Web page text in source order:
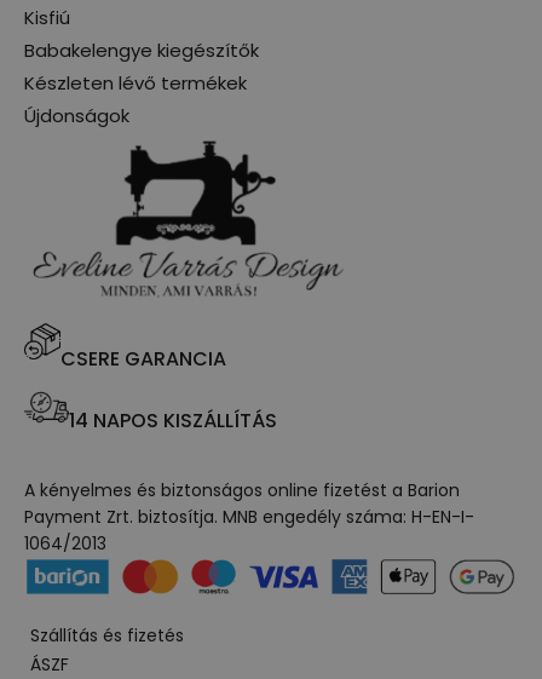
Kisfiú
Babakelengye kiegészítők
Készleten lévő termékek
Újdonságok
CSERE GARANCIA
14 NAPOS KISZÁLLÍTÁS
A kényelmes és biztonságos online fizetést a Barion
Payment Zrt. biztosítja. MNB engedély száma: H-EN-I-
1064/2013
Szállítás és fizetés
ÁSZF